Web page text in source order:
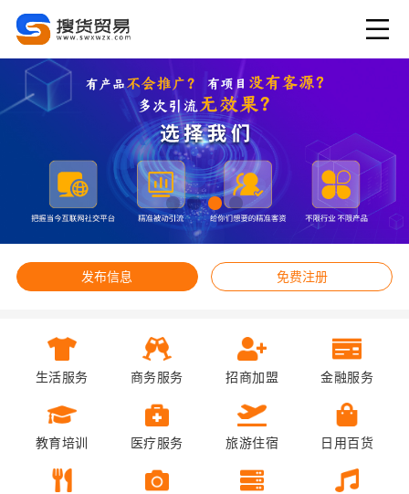
发布信息 免费注册
生活服务 商务服务 招商加盟 金融服务
教育培训 医疗服务 旅游住宿 日用百货